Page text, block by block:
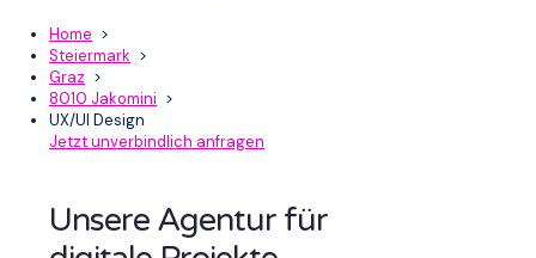
Home >
Steiermark >
Graz >
8010 Jakomini >
UX/UI Design
Jetzt unverbindlich anfragen
Unsere Agentur für